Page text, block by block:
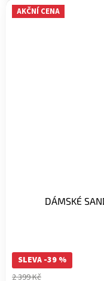
AKČNÍ CENA
DÁMSKÉ
SLEVA -39 %
2 399 Kč